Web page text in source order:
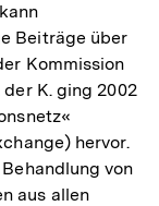
Beiträge über
Kommission
K. ging 2002
hervor.
von
aus allen